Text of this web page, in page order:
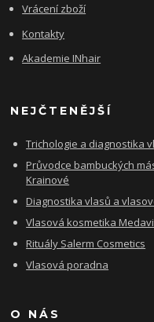
Vrácení zboží
Kontakty
Akademie INhair
NEJČTENĚJŠÍ
Trichologie a diagnostika
Průvodce bambuckých
Krainové
Diagnostika vlasů a
Vlasová kosmetika
Rituály Salerm Cosmetics
Vlasová poradna
O NÁS